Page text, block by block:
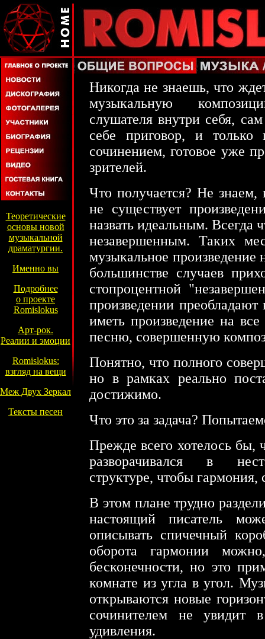
Теоретические
основы новой
музыкальной
драматургии.
Именно вы
Подробнее
о проекте
Romislokus
Арт-рок.
Реалии и эмоции
Romislokus:
взгляд на вещи
Меж Двух Зеркал
Тексты песен
Никогда не знаешь, что
музыкальную
слушателя внутри себя,
себе приговор, и
сочинением, готовое уже
зрителей.
Что получается? Не
не существует
назвать идеальным. Всегда
незавершенным. Таких
музыкальное
большинстве случаев
стопроцентной
произведении
иметь произведение на
песню, совершенную
Понятно, что полного
но в рамках реально
достижимо.
Что это за задача?
Прежде всего хотелось
разворачивался в
структуре, чтобы
В этом плане трудно
настоящий писатель
описывать спичечный
оборота гармонии
бесконечности, но это
комнате из угла в угол.
открываются новые
сочинителем не увидит
удивления.